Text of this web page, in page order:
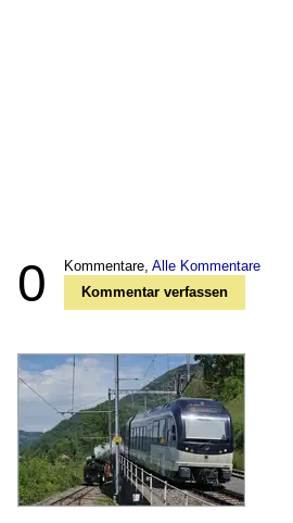
0 Kommentare, Alle Kommentare
Kommentar verfassen